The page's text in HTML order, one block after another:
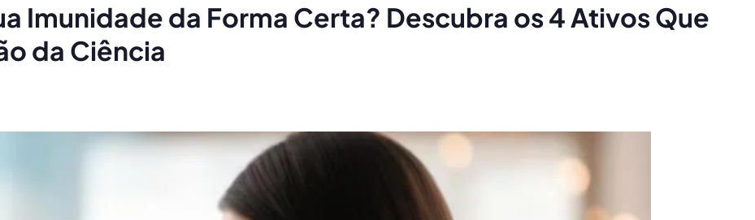
Imunidade da Forma Certa? Descubra os 4 Ativos Que
da Ciência